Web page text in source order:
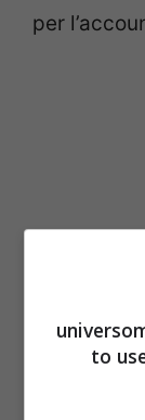
per
La buona
to